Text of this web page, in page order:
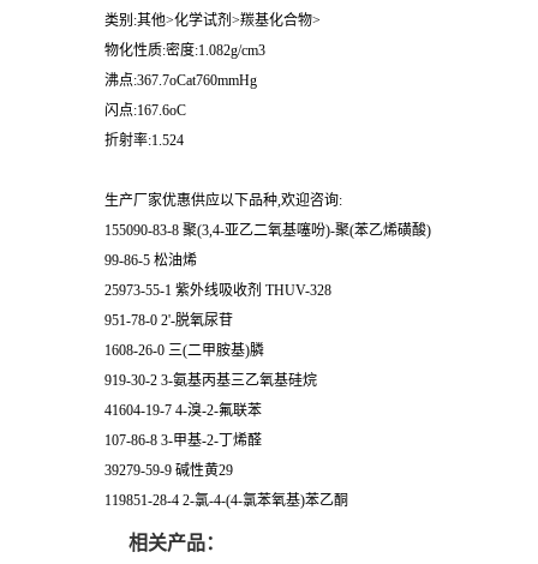
类别:其他>化学试剂>羰基化合物>
物化性质:密度:1.082g/cm3
沸点:367.7oCat760mmHg
闪点:167.6oC
折射率:1.524
生产厂家优惠供应以下品种,欢迎咨询:
155090-83-8 聚(3,4-亚乙二氧基噻吩)-聚(苯乙烯磺酸)
99-86-5 松油烯
25973-55-1 紫外线吸收剂 THUV-328
951-78-0 2'-脱氧尿苷
1608-26-0 三(二甲胺基)膦
919-30-2 3-氨基丙基三乙氧基硅烷
41604-19-7 4-溴-2-氟联苯
107-86-8 3-甲基-2-丁烯醛
39279-59-9 碱性黄29
119851-28-4 2-氯-4-(4-氯苯氧基)苯乙酮
相关产品：